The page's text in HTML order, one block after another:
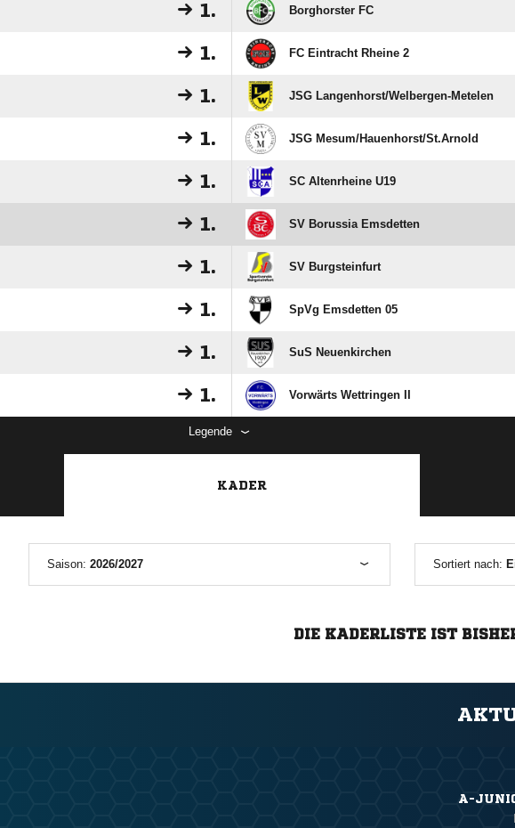
1. Borghorster FC
1. FC Eintracht Rheine 2
1. JSG Langenhorst/​Welbergen-Metelen
1. JSG Mesum/​Hauenhorst/​St.Arnold
1. SC Altenrheine U19
1. SV Borussia Emsdetten
1. SV Burgsteinfurt
1. SpVg Emsdetten 05
1. SuS Neuenkirchen
1. Vorwärts Wettringen II
Legende
KADER
Saison: 2026/2027 Sortiert nach:
DIE KADERLISTE IST
A-